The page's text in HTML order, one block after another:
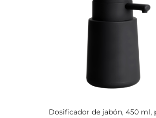
Dosificador de jabón, 450 ml,